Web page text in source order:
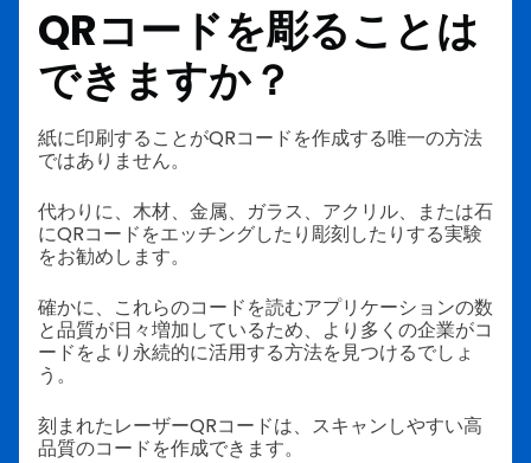
QRコードを彫ることは
できますか？
紙に印刷することがQRコードを作成する唯一の方法
ではありません。
代わりに、木材、金属、ガラス、アクリル、または石
にQRコードをエッチングしたり彫刻したりする実験
をお勧めします。
確かに、これらのコードを読むアプリケーションの数
と品質が日々増加しているため、より多くの企業がコ
ードをより永続的に活用する方法を見つけるでしょ
う。
刻まれたレーザーQRコードは、スキャンしやすい高
品質のコードを作成できます。